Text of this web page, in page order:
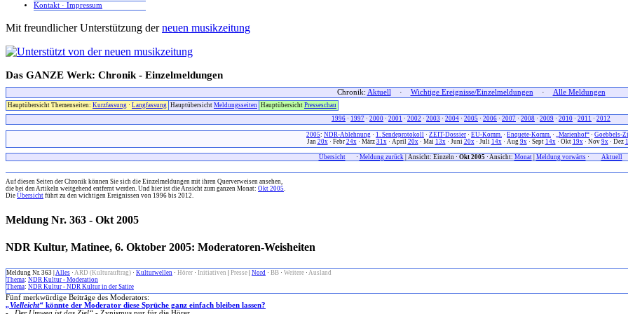
Kontakt · Impressum
Mit freundlicher Unterstützung derneuen musikzeitung
Das GANZE Werk: Chronik - Einzelmeldungen
Chronik: Aktuell · Wichtige Ereignisse/Einzelmeldungen · Alle Meldungen
Hauptübersicht Themenseiten: Kurzfassung · Langfassung Hauptübersicht Meldungsseiten Hauptübersicht Presseschau
1996 · 1997 · 2000 · 2001 · 2002 · 2003 · 2004 · 2005 · 2006 · 2007 · 2008 · 2009 · 2010 · 2011 · 2012
2005: NDR-Ablehnung · 1. Sendeprotokoll · ZEIT-Dossier · EU-Komm. · Enquete-Komm. · „Marienhof“ · Goebbels-
Jan 20x · Febr 24x · März 31x · April 20x · Mai 13x · Juni 20x · Juli 14x · Aug 9x · Sept 14x · Okt 19x · Nov 9x · Dez
Übersichtxxx · Meldung zurück | Ansicht: Einzeln · Okt 2005· Ansicht: Monat| Meldung vorwärts· Aktuell
Auf diesen Seiten der Chronik können Sie sich die Einzelmeldungen mit ihren Querverweisen ansehen,
die bei den Artikeln weitgehend entfernt werden. Und hier ist die Ansicht zum ganzen Monat: Okt 2005
Die Übersicht führt zu den wichtigen Ereignissen von 1996 bis 2012.
Meldung Nr. 363 - Okt 2005
NDR Kultur, Matinee, 6. Oktober 2005: Moderatoren-Weisheiten
Meldung Nr. 363 | Alles · ARD (Kulturauftrag) · Kulturwellen · Hörer · Initiativen Presse Nord · BB · Weitere · Ausland
Thema: NDR Kultur - Moderation
Thema: NDR Kultur - NDR Kultur in der Satire
Fünf merkwürdige Beiträge des Moderators:
„Vielleicht“ könnte der Moderator diese Sprüche ganz einfach bleiben lassen?